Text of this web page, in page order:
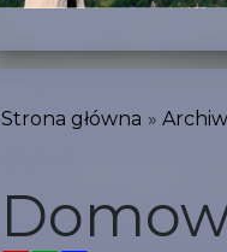
Strona główna